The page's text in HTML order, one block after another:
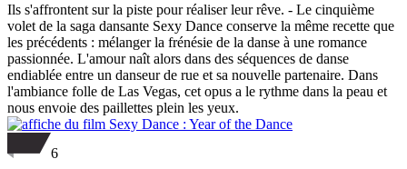
Ils s'affrontent sur la piste pour réaliser leur rêve. - Le cinquième
volet de la saga dansante Sexy Dance conserve la même recette que
les précédents : mélanger la frénésie de la danse à une romance
passionnée. L'amour naît alors dans des séquences de danse
endiablée entre un danseur de rue et sa nouvelle partenaire. Dans
l'ambiance folle de Las Vegas, cet opus a le rythme dans la peau et
nous envoie des paillettes plein les yeux.
6